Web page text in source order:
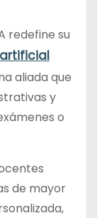
redefine su
aliada que
y
o
de mayor